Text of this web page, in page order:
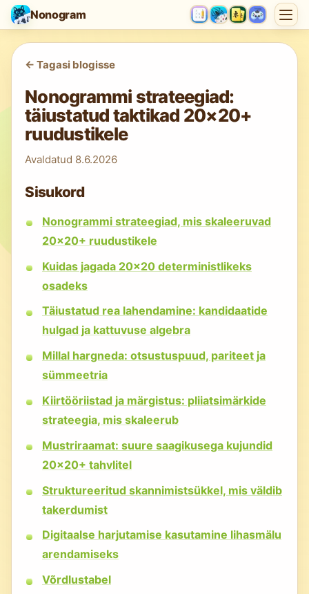
Nonogram
<- Tagasi blogisse
Nonogrammi strateegiad:
täiustatud taktikad 20×20+
ruudustikele
Avaldatud 8.6.2026
Sisukord
Nonogrammi strateegiad, mis skaleeruvad
20×20+ ruudustikele
Kuidas jagada 20×20 deterministlikeks
osadeks
Täiustatud rea lahendamine: kandidaatide
hulgad ja kattuvuse algebra
Millal hargneda: otsustuspuud, pariteet ja
sümmeetria
Kiirtööriistad ja märgistus: pliiatsimärkide
strateegia, mis skaleerub
Mustriraamat: suure saagikusega kujundid
20×20+ tahvlitel
Struktureeritud skannimistsükkel, mis väldib
takerdumist
Digitaalse harjutamise kasutamine lihasmälu
arendamiseks
Võrdlustabel